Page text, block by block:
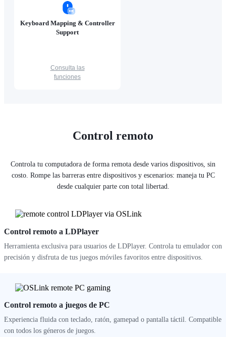
Keyboard Mapping & Controller
Support
Consulta las
funciones
Control remoto
Controla tu computadora de forma remota desde varios dispositivos, sin
costo. Rompe las barreras entre dispositivos y escenarios: maneja tu PC
desde cualquier parte con total libertad.
Control remoto a LDPlayer
Herramienta exclusiva para usuarios de LDPlayer. Controla tu emulador con
precisión y disfruta de tus juegos móviles favoritos entre dispositivos.
Control remoto a juegos de PC
Experiencia fluida con teclado, ratón, gamepad o pantalla táctil. Compatible
con todos los géneros de juegos.